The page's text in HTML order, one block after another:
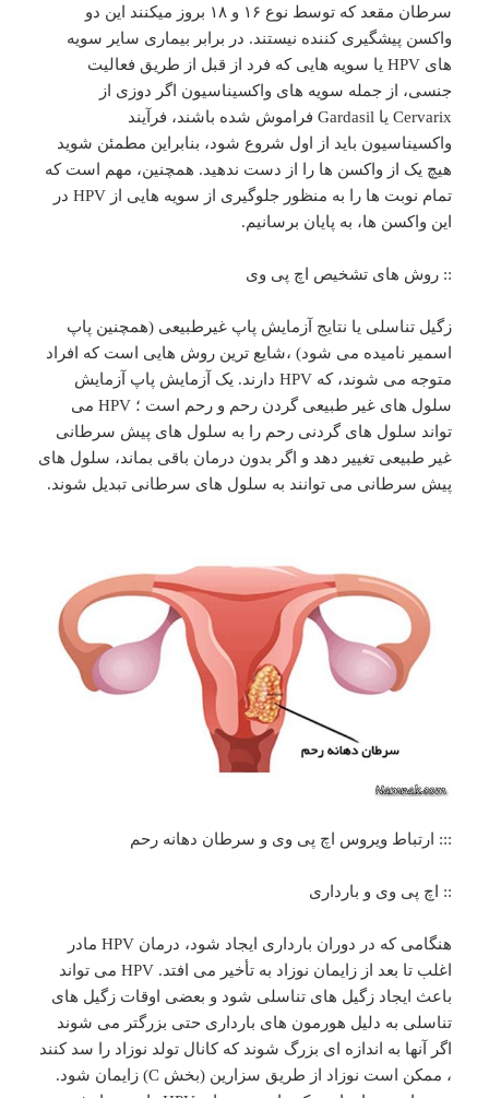
سرطان مقعد که توسط نوع ۱۶ و ۱۸ بروز میکنند این دو
واکسن پیشگیری کننده نیستند. در برابر بیماری سایر سویه
های HPV یا سویه هایی که فرد از قبل از طریق فعالیت
جنسی، از جمله سویه های واکسیناسیون اگر دوزی از
Cervarix یا Gardasil فراموش شده باشند، فرآیند
واکسیناسیون باید از اول شروع شود، بنابراین مطمئن شوید
هیچ یک از واکسن ها را از دست ندهید. همچنین، مهم است که
تمام نوبت ها را به منظور جلوگیری از سویه هایی از HPV در
این واکسن ها، به پایان برسانیم.
:: روش های تشخیص اچ پی وی
زگیل تناسلی یا نتایج آزمایش پاپ غیرطبیعی (همچنین پاپ
اسمیر نامیده می شود) ،شایع ترین روش هایی است که افراد
متوجه می شوند، که HPV دارند. یک آزمایش پاپ آزمایش
سلول های غیر طبیعی گردن رحم و رحم است ؛ HPV می
تواند سلول های گردنی رحم را به سلول های پیش سرطانی
غیر طبیعی تغییر دهد و اگر بدون درمان باقی بماند، سلول های
پیش سرطانی می توانند به سلول های سرطانی تبدیل شوند.
::: ارتباط ویروس اچ پی وی و سرطان دهانه رحم
:: اچ پی وی و بارداری
هنگامی که در دوران بارداری ایجاد شود، درمان HPV مادر
اغلب تا بعد از زایمان نوزاد به تأخیر می افتد. HPV می تواند
باعث ایجاد زگیل های تناسلی شود و بعضی اوقات زگیل های
تناسلی به دلیل هورمون های بارداری حتی بزرگتر می شوند
اگر آنها به اندازه ای بزرگ شوند که کانال تولد نوزاد را سد کنند
، ممکن است نوزاد از طریق سزارین (بخش C) زایمان شود.